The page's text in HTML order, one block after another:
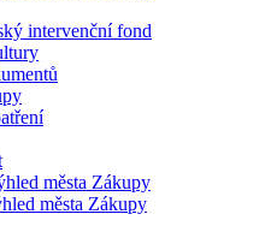
intervenční fond
města Zákupy
města Zákupy